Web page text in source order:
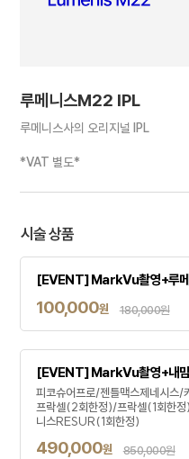
루메니스M22 IPL
루메니스사의 오리지널 IPL
*VAT 별도*
시술 상품
[EVENT] MarkVu촬영+루
100,000원 180,000원
[EVENT] MarkVu촬영+내맘
피코슈어프로/젠틀맥스제네시스/
프락셀(2회한정)/프락셀(1회한
니스RESUR(1회한정)
490,000원 850,000원